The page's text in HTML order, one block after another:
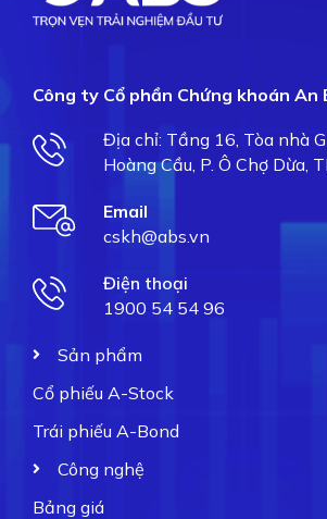
Công ty Cổ phần Chứng khoán An
Địa chỉ: Tầng 16, Tòa nhà
Hoàng Cầu, P. Ô Chợ Dừa,
Email
cskh@abs.vn
Điện thoại
1900 54 54 96
Sản phẩm
Cổ phiếu A-Stock
Trái phiếu A-Bond
Công nghệ
Bảng giá